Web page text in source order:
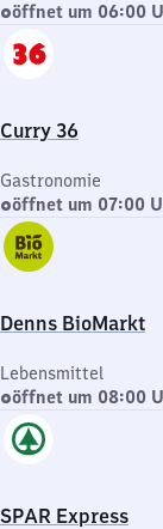
öffnet um 06:00
Curry 36
Gastronomie
öffnet um 07:00
Denns BioMarkt
Lebensmittel
öffnet um 08:00
SPAR Express